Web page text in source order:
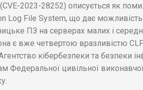
2023-28252) описується як
Log File System, що дає можливість
ПЗ на серверах малих і
є вже четвертою вразливістю
кібербезпеки та безпеки
Федеральної цивільної